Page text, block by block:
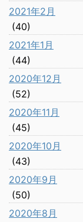
2021年2月
(40)
2021年1月
(44)
2020年12月
(52)
2020年11月
(45)
2020年10月
(43)
2020年9月
(50)
2020年8月